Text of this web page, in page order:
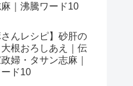
｜沸騰ワード10
さんレシピ】砂肝の
根おろしあえ｜伝
婦・タサン志麻｜
ド10